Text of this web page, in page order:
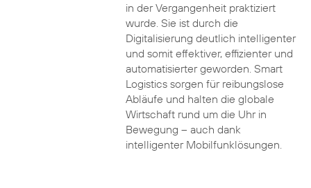
in der Vergangenheit praktiziert
wurde. Sie ist durch die
Digitalisierung deutlich intelligenter
und somit effektiver, effizienter und
automatisierter geworden. Smart
Logistics sorgen für reibungslose
Abläufe und halten die globale
Wirtschaft rund um die Uhr in
Bewegung – auch dank
intelligenter Mobilfunklösungen.